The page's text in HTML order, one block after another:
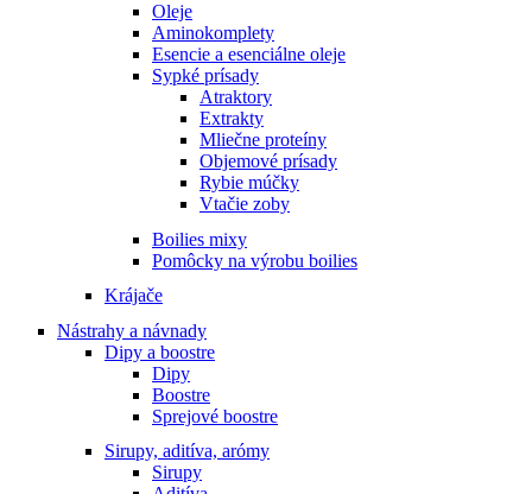
Oleje
Aminokomplety
Esencie a esenciálne oleje
Sypké prísady
Atraktory
Extrakty
Mliečne proteíny
Objemové prísady
Rybie múčky
Vtačie zoby
Boilies mixy
Pomôcky na výrobu boilies
Krájače
Nástrahy a návnady
Dipy a boostre
Dipy
Boostre
Sprejové boostre
Sirupy, aditíva, arómy
Sirupy